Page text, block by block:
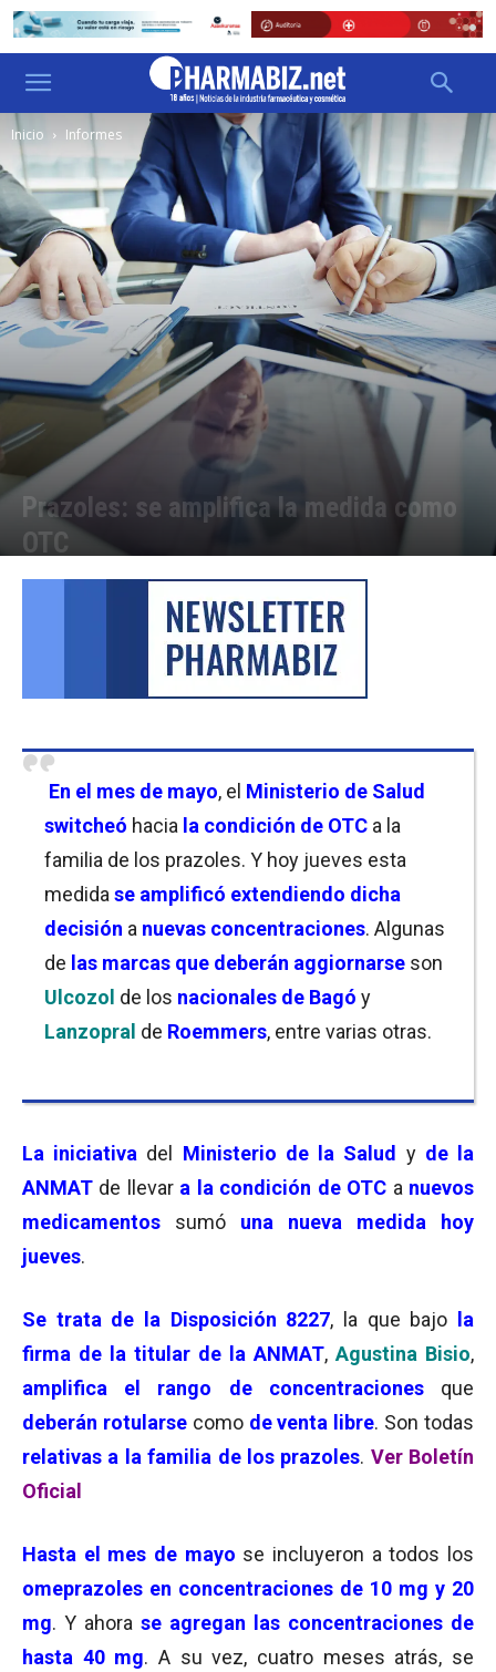
Inicio Informes
Prazoles: se amplifica la medida como
OTC
Por Sofía Belgrano - 12/09/2024 09:15
En el mes de mayo, el Ministerio de Salud
switcheó hacia la condición de OTC a la
familia de los prazoles. Y hoy jueves esta
medida se amplificó extendiendo dicha
decisión a nuevas concentraciones. Algunas
de las marcas que deberán aggiornarse son
Ulcozol de los nacionales de Bagó y
Lanzopral de Roemmers, entre varias otras.
La iniciativa del Ministerio de la Salud y de la
ANMAT de llevar a la condición de OTC a nuevos
medicamentos sumó una nueva medida hoy
jueves.
Se trata de la Disposición 8227, la que bajo
la
firma de la titular de la ANMAT, Agustina Bisio,
amplifica el rango de concentraciones
que
deberán rotularsecomo de venta libre. Son todas
relativas a la familia de los prazoles. Ver Boletín
Oficial
Hasta el mes de mayo se incluyeron a todos los
omeprazoles en concentraciones de 10 mg y 20
mg. Y ahora se agregan las concentraciones de
hasta 40 mg. A su vez, cuatro meses atrás, se